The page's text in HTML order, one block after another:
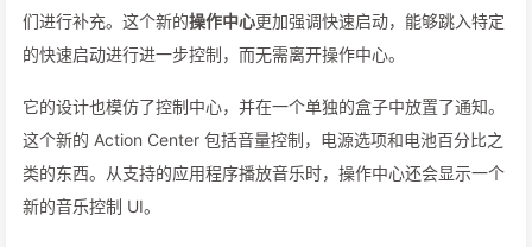
们进行补充。这个新的操作中心更加强调快速启动，能够跳入特定
的快速启动进行进一步控制，而无需离开操作中心。
它的设计也模仿了控制中心，并在一个单独的盒子中放置了通知。
这个新的 Action Center 包括音量控制，电源选项和电池百分比之
类的东西。从支持的应用程序播放音乐时，操作中心还会显示一个
新的音乐控制 UI。